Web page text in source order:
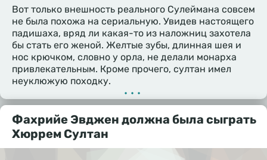
Вот только внешность реального Сулеймана совсем
не была похожа на сериальную. Увидев настоящего
падишаха, вряд ли какая-то из наложниц захотела
бы стать его женой. Желтые зубы, длинная шея и
нос крючком, словно у орла, не делали монарха
привлекательным. Кроме прочего, султан имел
неуклюжую походку.
•••
Фахрийе Эвджен должна была сыграть
Хюррем Султан